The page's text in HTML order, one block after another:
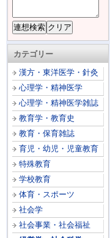
カテゴリー
漢方・東洋医学・針灸
心理学・精神医学
心理学・精神医学雑誌
教育学・教育史
教育・保育雑誌
育児・幼児・児童教育
特殊教育
学校教育
体育・スポーツ
社会学
社会事業・社会福祉